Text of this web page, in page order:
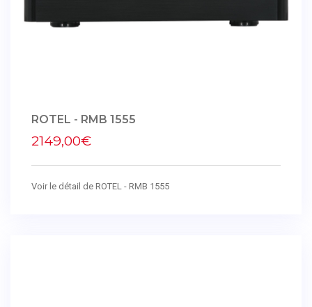
ROTEL - RMB 1555
2149,00€
Voir le détail de ROTEL - RMB 1555